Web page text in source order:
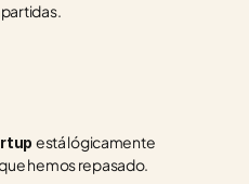
está lógicamente
hemos repasado.